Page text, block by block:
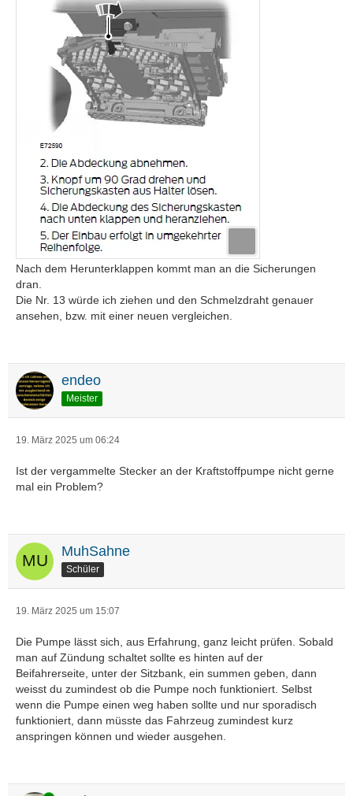
Nach dem Herunterklappen kommt man an die Sicherungen
dran.
Die Nr. 13 würde ich ziehen und den Schmelzdraht genauer
ansehen, bzw. mit einer neuen vergleichen.
endeo
Meister
19. März 2025 um 06:24
Ist der vergammelte Stecker an der Kraftstoffpumpe nicht gerne
mal ein Problem?
MuhSahne
Schüler
19. März 2025 um 15:07
Die Pumpe lässt sich, aus Erfahrung, ganz leicht prüfen. Sobald
man auf Zündung schaltet sollte es hinten auf der
Beifahrerseite, unter der Sitzbank, ein summen geben, dann
weisst du zumindest ob die Pumpe noch funktioniert. Selbst
wenn die Pumpe einen weg haben sollte und nur sporadisch
funktioniert, dann müsste das Fahrzeug zumindest kurz
anspringen können und wieder ausgehen.